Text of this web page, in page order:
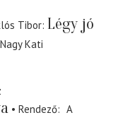
Tibor Légy jó
Kati
Rendező
A